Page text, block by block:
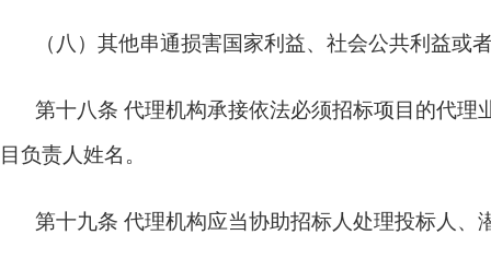
（八）其他串通损害国家利益、社会公共利益或
第十八条 代理机构承接依法必须招标项目的代理
目负责人姓名。
第十九条 代理机构应当协助招标人处理投标人、